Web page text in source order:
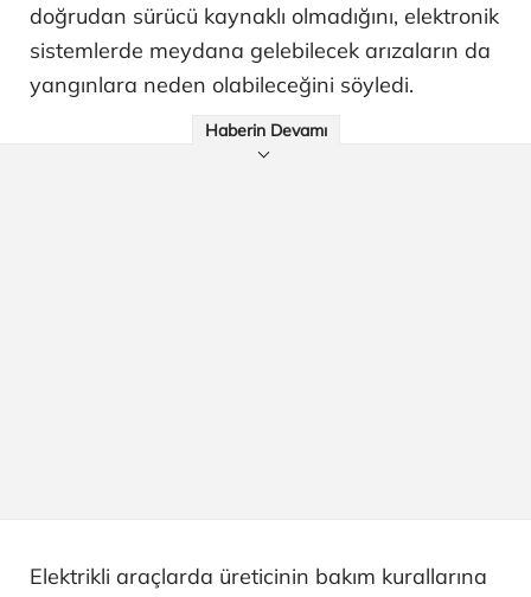
doğrudan sürücü kaynaklı olmadığını, elektronik
sistemlerde meydana gelebilecek arızaların da
yangınlara neden olabileceğini söyledi.
Haberin Devamı
Elektrikli araçlarda üreticinin bakım kurallarına